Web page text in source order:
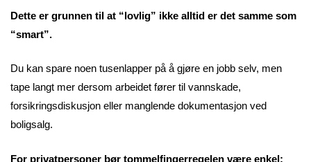
Dette er grunnen til at “lovlig” ikke alltid er det samme som
“smart”.
Du kan spare noen tusenlapper på å gjøre en jobb selv, men
tape langt mer dersom arbeidet fører til vannskade,
forsikringsdiskusjon eller manglende dokumentasjon ved
boligsalg.
For privatpersoner bør tommelfingerregelen være enkel: